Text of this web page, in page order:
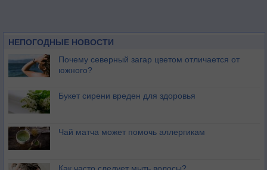
НЕПОГОДНЫЕ НОВОСТИ
Почему северный загар цветом отличается от
южного?
Букет сирени вреден для здоровья
Чай матча может помочь аллергикам